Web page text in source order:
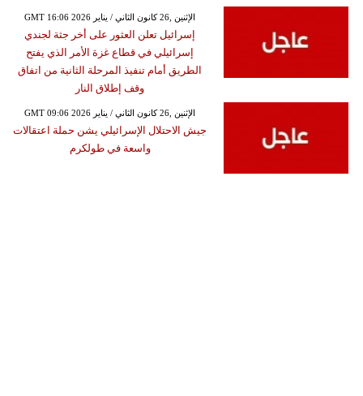
GMT 16:06 2026 الإثنين ,26 كانون الثاني / يناير
إسرائيل تعلن العثور على أخر جثة لجندي
إسرائيلي في قطاع غزة الأمر الذي يفتح
الطريق أمام تنفيذ المرحلة الثانية من اتفاق
وقف إطلاق النار
GMT 09:06 2026 الإثنين ,26 كانون الثاني / يناير
جيش الاحتلال الإسرائيلي يشن حملة اعتقالات
واسعة في طولكرم